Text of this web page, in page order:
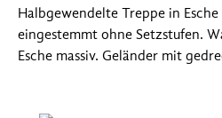
Halbgewendelte Treppe in
eingestemmt ohne Setzstufen.
Esche massiv. Geländer mit